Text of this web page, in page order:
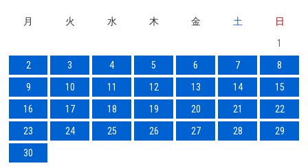
月 火 水 木 金 土
日
1
2
3 4 5 6 7
8
9
10 11 12 13 14
15
16
17 18 19 20 21
22
23
24 25 26 27 28
29
30